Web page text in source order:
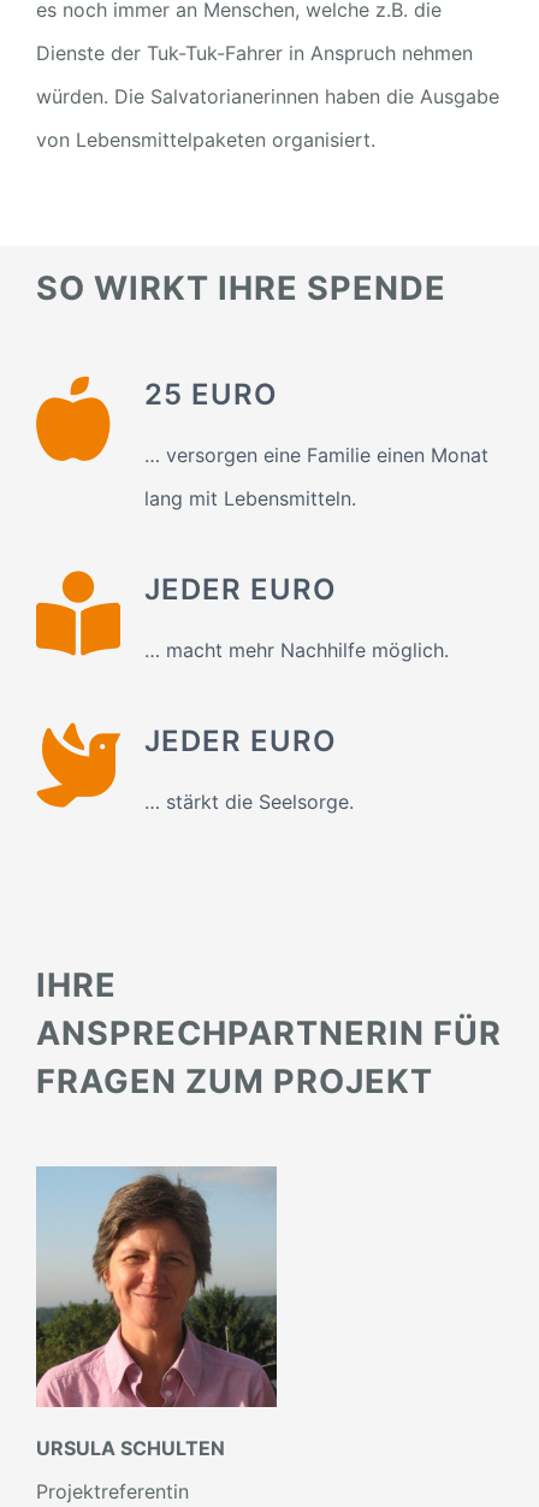
es noch immer an Menschen, welche z.B. die
Dienste der Tuk-Tuk-Fahrer in Anspruch nehmen
würden. Die Salvatorianerinnen haben die Ausgabe
von Lebensmittelpaketen organisiert.
SO WIRKT IHRE SPENDE
25 EURO
… versorgen eine Familie einen Monat
lang mit Lebensmitteln.
JEDER EURO
… macht mehr Nachhilfe möglich.
JEDER EURO
… stärkt die Seelsorge.
IHRE
ANSPRECHPARTNERIN FÜR
FRAGEN ZUM PROJEKT
URSULA SCHULTEN
Projektreferentin